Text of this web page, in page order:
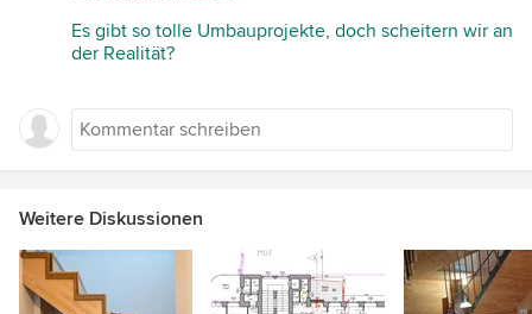
Es gibt so tolle Umbauprojekte, doch scheitern wir an
der Realität?
Weitere Diskussionen